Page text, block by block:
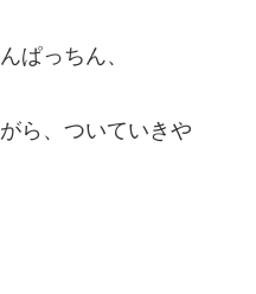
ぱっちん、
ら、ついていきや